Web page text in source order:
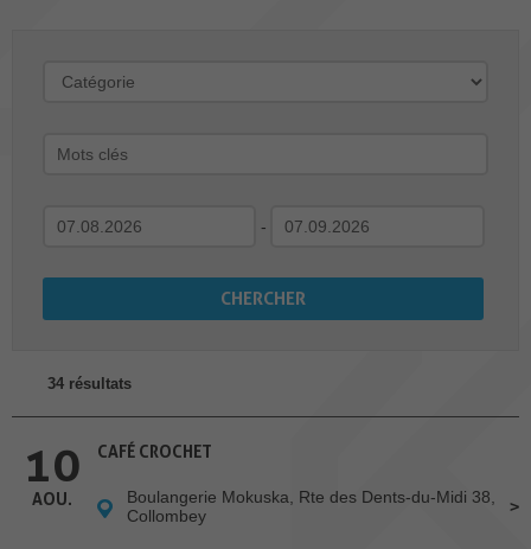
-
34 résultats
10
AOU.
CAFÉ CROCHET
Boulangerie Mokuska, Rte des Dents-du-Midi 38,
Collombey